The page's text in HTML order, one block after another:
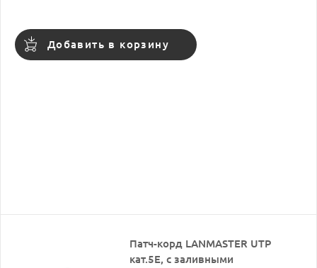
Добавить в корзину
Патч-корд LANMASTER UTP
кат.5Е, с заливными